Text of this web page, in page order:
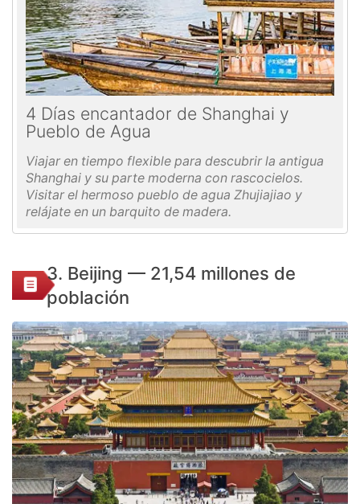
4 Días encantador de Shanghai y
Pueblo de Agua
Viajar en tiempo flexible para descubrir la antigua
Shanghai y su parte moderna con rascocielos.
Visitar el hermoso pueblo de agua Zhujiajiao y
relájate en un barquito de madera.
3. Beijing — 21,54 millones de
población